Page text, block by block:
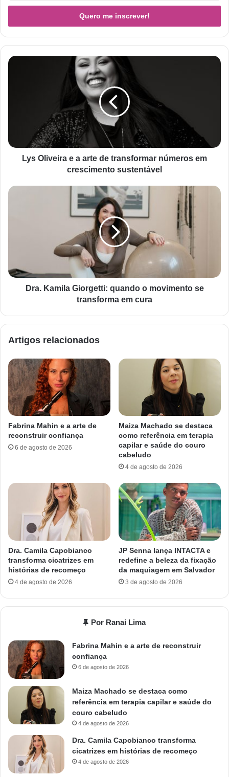
Lys Oliveira e a arte de transformar números em
crescimento sustentável
Dra. Kamila Giorgetti: quando o movimento se
transforma em cura
Artigos relacionados
Fabrina Mahin e a arte de
reconstruir confiança
6 de agosto de 2026
Maiza Machado se destaca
como referência em terapia
capilar e saúde do couro
cabeludo
4 de agosto de 2026
Dra. Camila Capobianco
transforma cicatrizes em
histórias de recomeço
4 de agosto de 2026
JP Senna lança INTACTA e
redefine a beleza da fixação
da maquiagem em Salvador
3 de agosto de 2026
Por Ranai Lima
Fabrina Mahin e a arte de reconstruir
confiança
6 de agosto de 2026
Maiza Machado se destaca como
referência em terapia capilar e saúde do
couro cabeludo
4 de agosto de 2026
Dra. Camila Capobianco transforma
cicatrizes em histórias de recomeço
4 de agosto de 2026